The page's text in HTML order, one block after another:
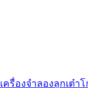
เครื่องจำลองลูกเต๋า